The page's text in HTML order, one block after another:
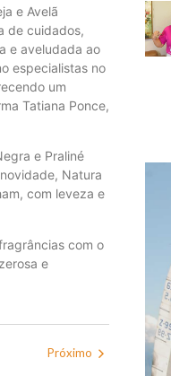
e Avelã
de cuidados,
e aveludada ao
especialistas no
um
Tatiana Ponce,
e Praliné
Natura
com leveza e
com o
e
Próximo